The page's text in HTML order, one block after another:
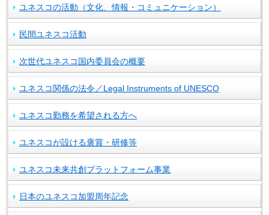
ユネスコの活動（文化、情報・コミュニケーション）
民間ユネスコ活動
次世代ユネスコ国内委員会の概要
ユネスコ関係の法令／Legal Instruments of UNESCO
ユネスコ勤務を希望される方へ
ユネスコが設ける褒賞・研修等
ユネスコ未来共創プラットフォーム事業
日本のユネスコ加盟周年記念